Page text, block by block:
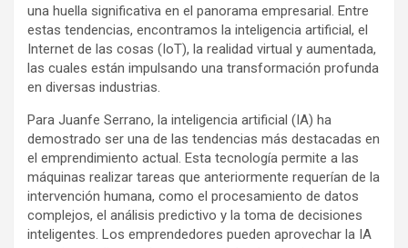
una huella significativa en el panorama empresarial. Entre
estas tendencias, encontramos la inteligencia artificial, el
Internet de las cosas (IoT), la realidad virtual y aumentada,
las cuales están impulsando una transformación profunda
en diversas industrias.
Para Juanfe Serrano, la inteligencia artificial (IA) ha
demostrado ser una de las tendencias más destacadas en
el emprendimiento actual. Esta tecnología permite a las
máquinas realizar tareas que anteriormente requerían de la
intervención humana, como el procesamiento de datos
complejos, el análisis predictivo y la toma de decisiones
inteligentes. Los emprendedores pueden aprovechar la IA